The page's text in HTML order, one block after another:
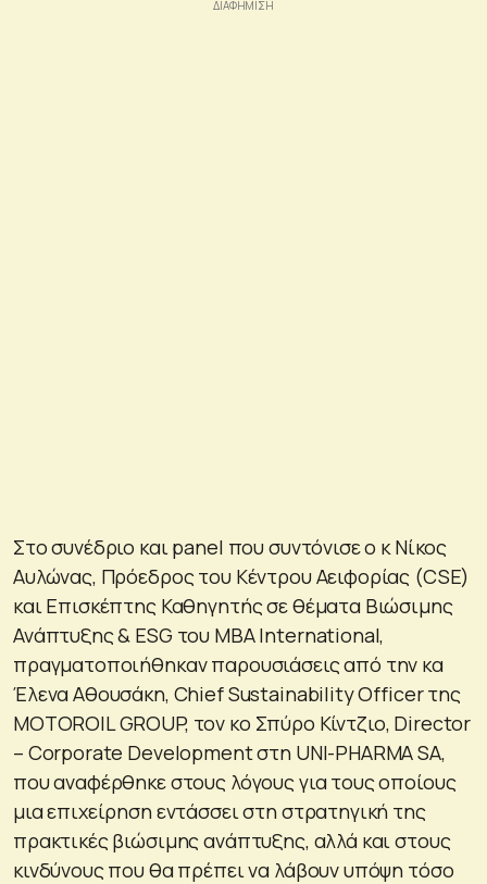
Στο συνέδριο και panel που συντόνισε ο κ Νίκος
Αυλώνας, Πρόεδρος του Kέντρου Αειφορίας (CSE)
και Επισκέπτης Καθηγητής σε θέματα Bιώσιμης
Ανάπτυξης & ESG του MBA International,
πραγματοποιήθηκαν παρουσιάσεις από την κα
Έλενα Αθουσάκη, Chief Sustainability Officer της
MOTOROIL GROUP, τον κο Σπύρο Κίντζιο, Director
– Corporate Development στη UNI-PHARMA SA,
που αναφέρθηκε στους λόγους για τους οποίους
μια επιχείρηση εντάσσει στη στρατηγική της
πρακτικές βιώσιμης ανάπτυξης, αλλά και στους
κινδύνους που θα πρέπει να λάβουν υπόψη τόσο